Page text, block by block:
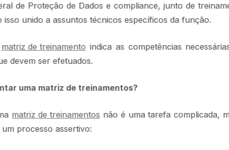
de Proteção de Dados e compliance, junto de
isso unido a assuntos técnicos específicos da função.
matriz de treinamentoindica as competências
devem ser efetuados.
uma matriz de treinamentos?
matriz de treinamentos não é uma tarefa complicada,
processo assertivo: